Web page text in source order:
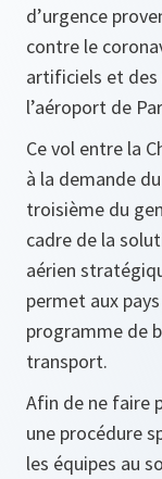
d’urgence
contre le
artificiels et
l’aéroport de
Ce vol entre la
à la demande
troisième du
cadre de la
aérien
permet aux
programme de
transport.
Afin de ne faire
une procédure
les équipes au